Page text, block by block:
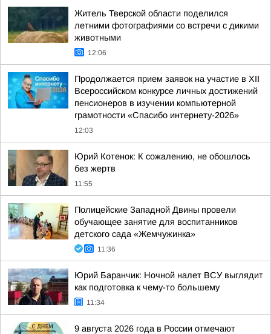
Житель Тверской области поделился
летними фотографиями со встречи с дикими
животными
12:06
Продолжается прием заявок на участие в ХII
Всероссийском конкурсе личных достижений
пенсионеров в изучении компьютерной
грамотности «Спасибо интернету-2026»
12:03
Юрий Котенок: К сожалению, не обошлось
без жертв
11:55
Полицейские Западной Двины провели
обучающее занятие для воспитанников
детского сада «Жемчужинка»
11:36
Юрий Баранчик: Ночной налет ВСУ выглядит
как подготовка к чему-то большему
11:34
9 августа 2026 года в России отмечают